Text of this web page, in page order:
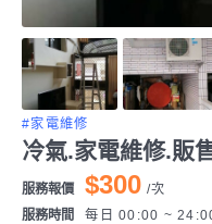
#家電維修
冷氣.家電維修.販
服務報價 $300 /次
服務時間
每日 00:00 ~